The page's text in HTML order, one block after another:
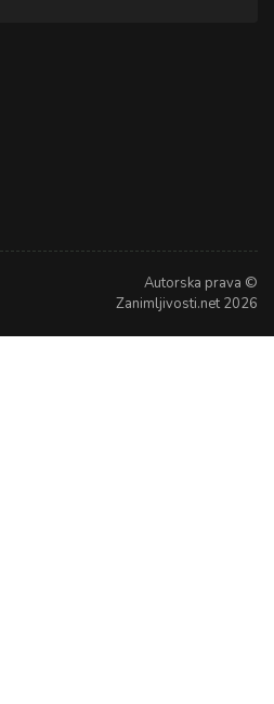
Autorska prava ©
Zanimljivosti.net 2026